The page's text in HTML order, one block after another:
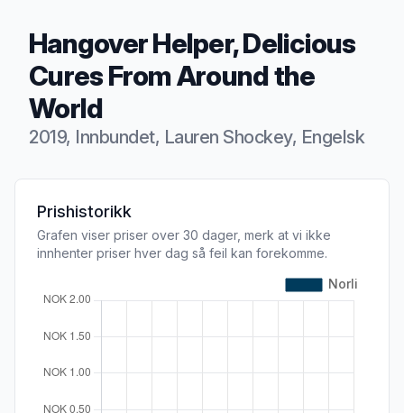
Hangover Helper, Delicious
Cures From Around the
World
2019, Innbundet, Lauren Shockey, Engelsk
Produktbeskrivelse
Prishistorikk
Grafen viser priser over 30 dager, merk at vi ikke
innhenter priser hver dag så feil kan forekomme.